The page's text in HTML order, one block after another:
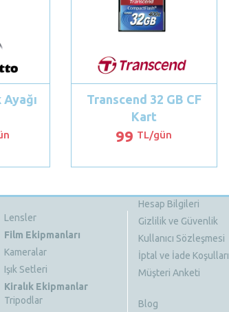
Transcend 32 GB CF
Kart
99 TL/gün
Lensler
Film Ekipmanları
Kameralar
Işık Setleri
Kiralık Ekipmanlar
Tripodlar
Hesap Bilgileri
Gizlilik ve Güvenlik
Kullanıcı Sözleşmesi
İptal ve İade Koşulları
Müşteri Anketi
Blog